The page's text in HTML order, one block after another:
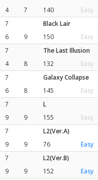
4
7 140 Easy
7
Black Lair
6
9 150 Easy
7
The Last Illusion
4
8 132 Easy
7
Galaxy Collapse
6
8 145 Easy
7
L
9
9 155 Easy
7
L2(Ver.A)
9
9 76 Easy
7
L2(Ver.B)
9
9 152 Easy